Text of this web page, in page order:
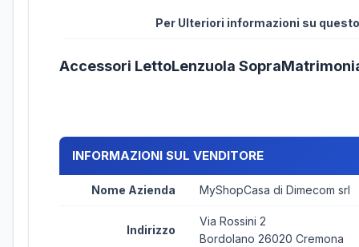
Per Ulteriori informazioni su
Accessori LettoLenzuola
INFORMAZIONI SUL VENDITORE
Nome Azienda MyShopCasa di Dimecom srl
Indirizzo
Via Rossini 2
Bordolano 26020 Cremona